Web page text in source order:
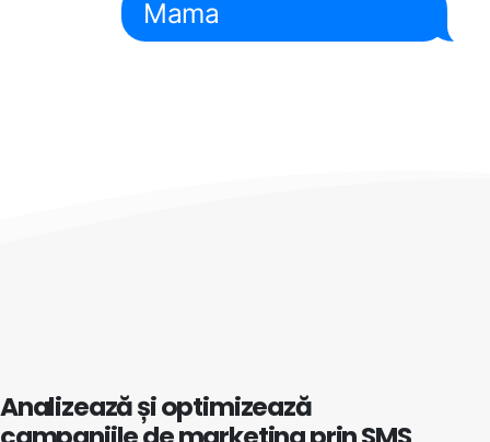
Analizează și optimizează